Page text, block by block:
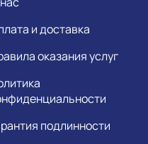
и доставка
оказания услуг
подлинности